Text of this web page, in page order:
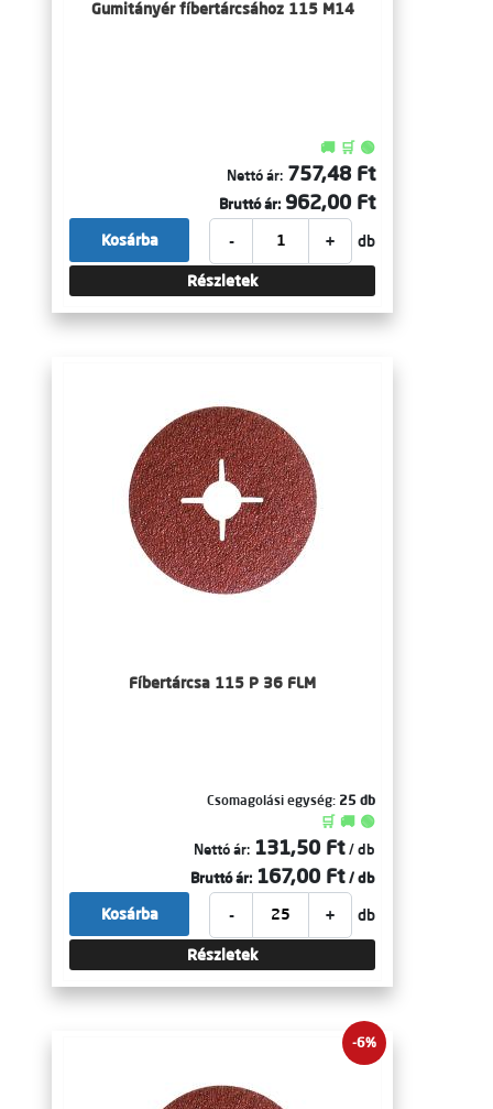
Gumitányér fíbertárcsához 115 M14
🚚 🛒 🟢
Nettó ár: 757,48 Ft
Bruttó ár: 962,00 Ft
- + db
Kosárba
Részletek
Fíbertárcsa 115 P 36 FLM
Csomagolási egység: 25 db
🛒 🚚 🟢
Nettó ár: 131,50 Ft / db
Bruttó ár: 167,00 Ft / db
- + db
Kosárba
Részletek
-6%